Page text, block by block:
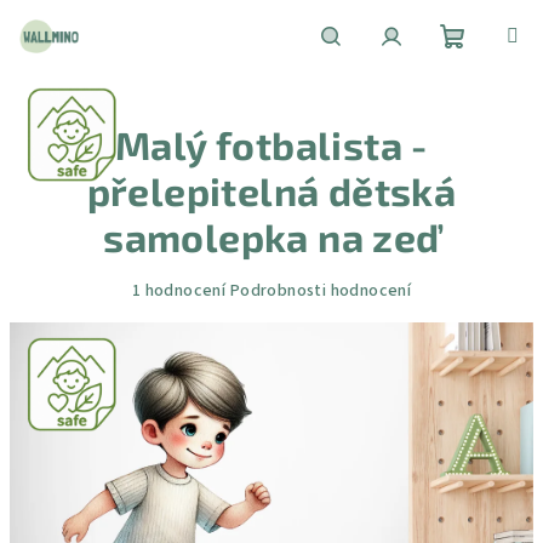
obsah
Malý fotbalista -
přelepitelná dětská
samolepka na zeď
Průměrné
5,0
z
hvězdiček.
1 hodnoceníPodrobnosti hodnocení